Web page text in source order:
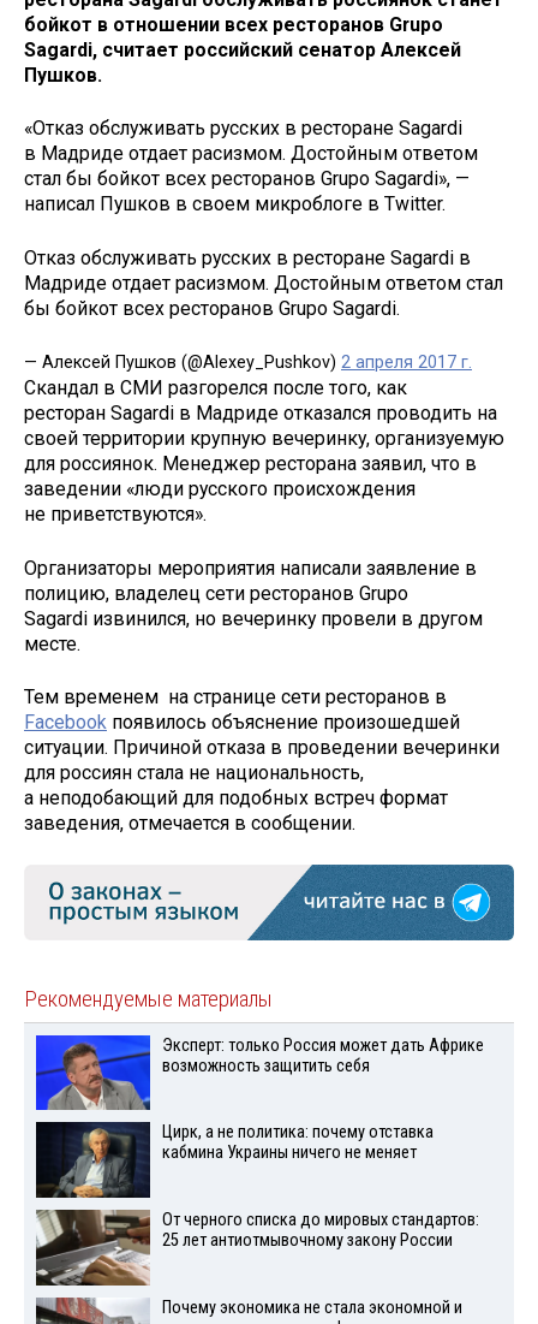
бойкот в отношении всех ресторанов Grupo
Sagardi, считает российский сенатор Алексей
Пушков.
«Отказ обслуживать русских в ресторане Sagardi
в Мадриде отдает расизмом. Достойным ответом
стал бы бойкот всех ресторанов Grupo Sagardi», —
написал Пушков в своем микроблоге в Twitter.
Отказ обслуживать русских в ресторане Sagardi в
Мадриде отдает расизмом. Достойным ответом стал
бы бойкот всех ресторанов Grupo Sagardi.
— Алексей Пушков (@Alexey_Pushkov) 2 апреля 2017 г.
Скандал в СМИ разгорелся после того, как
ресторан Sagardi в Мадриде отказался проводить на
своей территории крупную вечеринку, организуемую
для россиянок. Менеджер ресторана заявил, что в
заведении «люди русского происхождения
не приветствуются».
Организаторы мероприятия написали заявление в
полицию, владелец сети ресторанов Grupo
Sagardi извинился, но вечеринку провели в другом
месте.
Тем временем на странице сети ресторанов в
Facebook появилось объяснение произошедшей
ситуации. Причиной отказа в проведении вечеринки
для россиян стала не национальность,
а неподобающий для подобных встреч формат
заведения, отмечается в сообщении.
Рекомендуемые материалы
Эксперт: только Россия может дать Африке
возможность защитить себя
Цирк, а не политика: почему отставка
кабмина Украины ничего не меняет
От черного списка до мировых стандартов:
25 лет антиотмывочному закону России
Почему экономика не стала экономной и